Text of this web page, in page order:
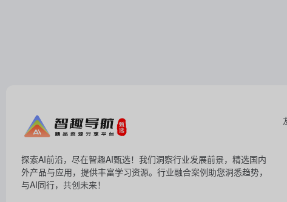
探索AI前沿，尽在智趣AI甄选！我们洞察行业发展前景，精选国内
外产品与应用，提供丰富学习资源。行业融合案例助您洞悉趋势，
与AI同行，共创未来！